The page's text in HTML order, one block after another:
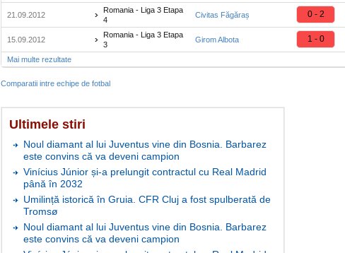
21.09.2012
Romania - Liga 3 Etapa
4
Civitas Făgăraș 0 - 2
15.09.2012
Romania - Liga 3 Etapa
3
Girom Albota 1 - 0
Mai multe rezultate
Comparatii intre echipe de fotbal
Ultimele stiri
Noul diamant al lui Juventus vine din Bosnia. Barbarez
este convins că va deveni campion
Vinícius Júnior și-a prelungit contractul cu Real Madrid
până în 2032
Umilință istorică în Gruia. CFR Cluj a fost spulberată de
Tromsø
Noul diamant al lui Juventus vine din Bosnia. Barbarez
este convins că va deveni campion